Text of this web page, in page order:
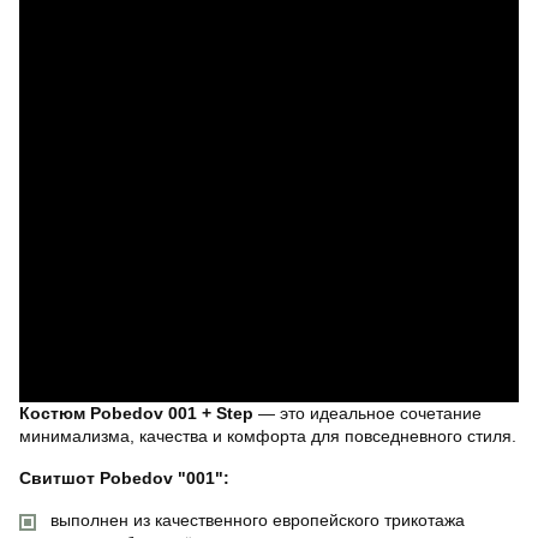
Костюм Pobedov 001 + Step — это идеальное сочетание
минимализма, качества и комфорта для повседневного стиля.
Свитшот Pobedov "001":
выполнен из качественного европейского трикотажа